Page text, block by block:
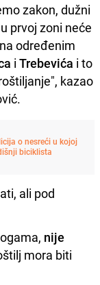
zakon, dužni
prvoj zoni neće
određenim
i Trebevića i to
kazao
o nesreći u kojoj
biciklista
ali pod
nije
mora biti